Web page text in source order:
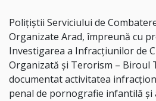
Polițiștii Serviciului de
Organizate Arad, împreună cu
Investigarea a Infracțiunilor de
Organizată și Terorism – Biroul
documentat activitatea
penal de pornografie infantilă și